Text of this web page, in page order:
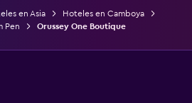
en Asia
Hoteles en Camboya
Pen
Orussey One Boutique